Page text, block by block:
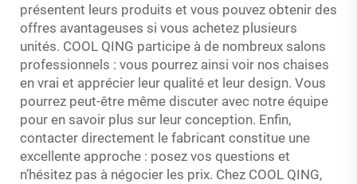
présentent leurs produits et vous pouvez obtenir des
offres avantageuses si vous achetez plusieurs
unités. COOL QING participe à de nombreux salons
professionnels : vous pourrez ainsi voir nos chaises
en vrai et apprécier leur qualité et leur design. Vous
pourrez peut-être même discuter avec notre équipe
pour en savoir plus sur leur conception. Enfin,
contacter directement le fabricant constitue une
excellente approche : posez vos questions et
n’hésitez pas à négocier les prix. Chez COOL QING,